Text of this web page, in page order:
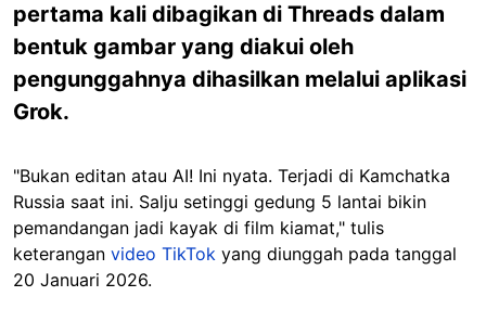
pertama kali dibagikan di Threads dalam
bentuk gambar yang diakui oleh
pengunggahnya dihasilkan melalui aplikasi
Grok.
"Bukan editan atau AI! Ini nyata. Terjadi di Kamchatka
Russia saat ini. Salju setinggi gedung 5 lantai bikin
pemandangan jadi kayak di film kiamat," tulis
keterangan video TikTok yang diunggah pada tanggal
20 Januari 2026.